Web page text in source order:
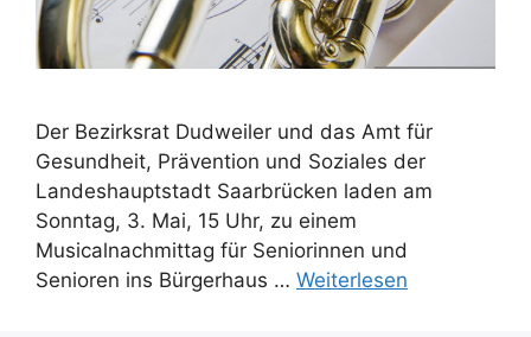
Der Bezirksrat Dudweiler und das Amt für
Gesundheit, Prävention und Soziales der
Landeshauptstadt Saarbrücken laden am
Sonntag, 3. Mai, 15 Uhr, zu einem
Musicalnachmittag für Seniorinnen und
Senioren ins Bürgerhaus … Weiterlesen